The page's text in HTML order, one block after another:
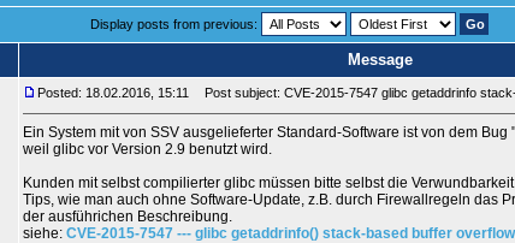
Display posts from previous:
Message
Posted: 18.02.2016, 15:11 Post subject: CVE-2015-7547 glibc getaddrinfo
Ein System mit von SSV ausgelieferter Standard-Software ist von dem
weil glibc vor Version 2.9 benutzt wird.
Kunden mit selbst compilierter glibc müssen bitte selbst die
Tips, wie man auch ohne Software-Update, z.B. durch Firewallregeln das
der ausführichen Beschreibung.
siehe: CVE-2015-7547 --- glibc getaddrinfo() stack-based buffer overflow